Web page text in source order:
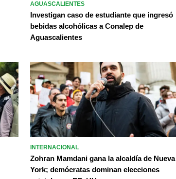
AGUASCALIENTES
Investigan caso de estudiante que ingresó
bebidas alcohólicas a Conalep de
Aguascalientes
INTERNACIONAL
Zohran Mamdani gana la alcaldía de Nueva
York; demócratas dominan elecciones